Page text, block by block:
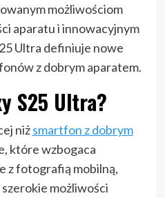
możliwościom
aparatu i innowacyjnym
Ultra definiuje nowe
z dobrym aparatem.
S25 Ultra?
niżsmartfon z dobrym
które wzbogaca
z fotografią mobilną,
możliwości